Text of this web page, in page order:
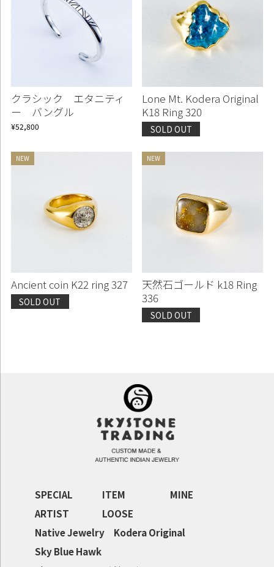
クラシック エタニティ
ー バングル
¥52,800
Lone Mt. Kodera Original
K18 Ring 320
SOLD OUT
Ancient coin K22 ring 327
SOLD OUT
天然石ゴールド k18 Ring
336
SOLD OUT
SPECIAL ITEM
MINE
ARTIST
LOOSE
Native Jewelry
Kodera Original
Sky Blue Hawk